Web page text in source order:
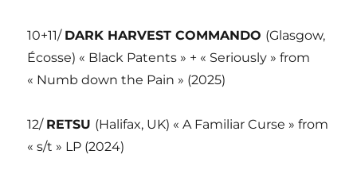
10+11/ DARK HARVEST COMMANDO (Glasgow,
Écosse) « Black Patents » + « Seriously » from
« Numb down the Pain » (2025)
12/ RETSU (Halifax, UK) « A Familiar Curse » from
« s/t » LP (2024)